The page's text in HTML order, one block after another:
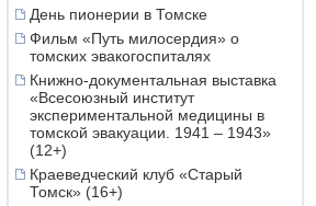
День пионерии в Томске
Фильм «Путь милосердия» о
томских эвакогоспиталях
Книжно-документальная выставка
«Всесоюзный институт
экспериментальной медицины в
томской эвакуации. 1941 – 1943»
(12+)
Краеведческий клуб «Старый
Томск» (16+)